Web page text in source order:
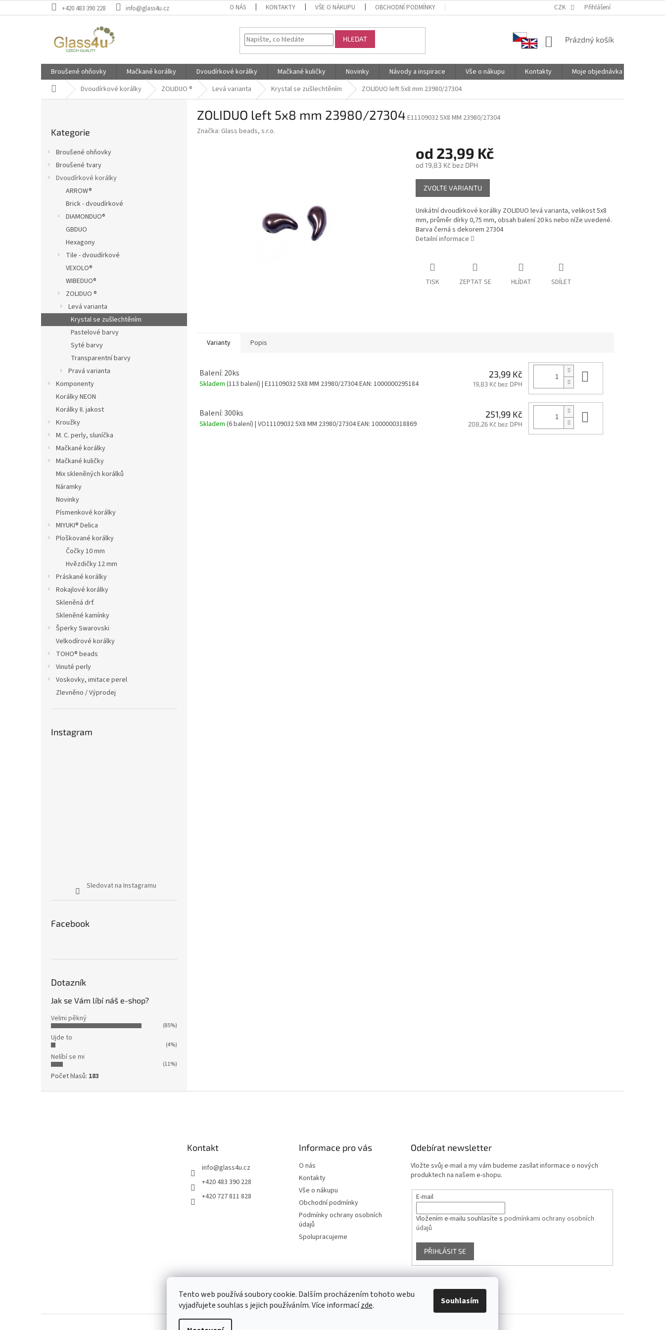
Tento web používá soubory cookie. Dalším procházením tohoto webu
vyjadřujete souhlas s jejich používáním. Více informacízde. Souhlasím
na
+420 483 390 228 info@glass4u.cz O NÁS KONTAKTY VŠE O NÁKUPU OBCHODNÍ PODMÍNKY PODMÍNKY OCHRANY OSOBNÍCH ÚDAJŮ SPOLUPRACUJEME
CZK Přihlášení
HLEDAT
NÁKUPNÍ
Prázdný košík
Broušené ohňovky Mačkané korálky Dvoudírkové korálky Mačkané kuličky Novinky Návody a inspirace Vše o nákupu Kontakty
Moje objednávka
Domů Dvoudírkové korálky ZOLIDUO ® Levá varianta Krystal se zušlechtěním ZOLIDUO left 5x8 mm 23980/27304
kategorie
Kategorie
Broušené ohňovky
Broušené tvary
Dvoudírkové korálky
ARROW®
Brick - dvoudírkové
DIAMONDUO®
GBDUO
Hexagony
Tile - dvoudírkové
VEXOLO®
WIBEDUO®
ZOLIDUO ®
Levá varianta
Krystal se zušlechtěním
Pastelové barvy
Syté barvy
Transparentní barvy
Pravá varianta
Komponenty
Korálky NEON
Korálky II. jakost
Kroužky
M. C. perly, sluníčka
Mačkané korálky
Mačkané kuličky
Mix skleněných korálků
Náramky
Novinky
Písmenkové korálky
MIYUKI® Delica
Ploškované korálky
Čočky 10 mm
Hvězdičky 12 mm
Práskané korálky
Rokajlové korálky
Skleněná drť
Skleněné kamínky
Šperky Swarovski
Velkodírové korálky
TOHO® beads
Vinuté perly
Voskovky, imitace perel
Zlevněno / Výprodej
Instagram
Sledovat na Instagramu
Facebook
Dotazník
Jak se Vám líbí náš e-shop?
Velmi pěkný
(85%)
Ujde to
(4%)
Nelíbí se mi
(11%)
Počet hlasů: 183
ZOLIDUO left 5x8 mm 23980/27304 E11109032 5X8 MM 23980/27304
Značka: Glass beads, s.r.o.
od 23,99 Kč
od 19,83 Kčbez DPH
Měrná
cena:
ZVOLTE VARIANTU
Unikátní dvoudírkové korálky ZOLIDUO levá varianta, velikost 5x8
mm, průměr dírky 0,75 mm, obsah balení 20 ks nebo níže uvedené.
Barva černá s dekorem 27304
Detailní informace
TISK ZEPTAT SE HLÍDAT SDÍLET
Varianty Popis
Balení: 20ks
Skladem (113 balení) | E11109032 5X8 MM 23980/27304EAN: 1000000295184
23,99 Kč
19,83 Kč bez DPH
Balení: 300ks
Skladem (6 balení) | VO11109032 5X8 MM 23980/27304EAN: 1000000318869
251,99 Kč
208,26 Kč bez DPH
Kontakt
info@glass4u.cz
+420 483 390 228
+420 727 811 828
Informace pro vás
O nás
Kontakty
Vše o nákupu
Obchodní podmínky
Podmínky ochrany osobních
údajů
Spolupracujeme
Odebírat newsletter
Vložte svůj e-mail a my vám budeme zasílat informace o nových
produktech na našem e-shopu.
E-mail
Vložením e-mailu souhlasíte spodmínkami ochrany osobních
údajů
PŘIHLÁSIT SE
Facebook